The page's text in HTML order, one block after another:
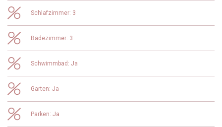
Schlafzimmer: 3
Badezimmer: 3
Schwimmbad: Ja
Garten: Ja
Parken: Ja